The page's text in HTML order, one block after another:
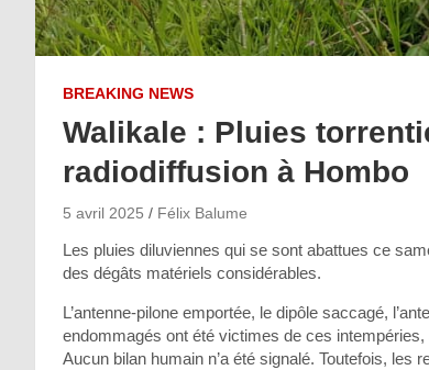
BREAKING NEWS
Walikale : Pluies
radiodiffusion à Hombo
5 avril 2025 Félix Balume
Les pluies diluviennes qui se sont abattues ce
des dégâts matériels considérables.
L’antenne-pilone emportée, le dipôle saccagé,
endommagés ont été victimes de ces
Aucun bilan humain n’a été signalé. Toutefois,